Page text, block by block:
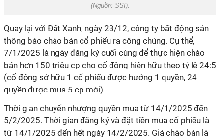
(Nguồn: SSI).
Quay lại với Đất Xanh, ngày 23/12, công ty bất động sản
thông báo chào bán cổ phiếu ra công chúng. Cụ thể,
7/1/2025 là ngày đăng ký cuối cùng để thực hiện chào
bán hơn 150 triệu cp cho cổ đông hiện hữu theo tỷ lệ 24:5
(cổ đông sở hữu 1 cổ phiếu được hưởng 1 quyền, 24
quyền được mua 5 cp mới).
Thời gian chuyển nhượng quyền mua từ 14/1/2025 đến
5/2/2025. Thời gian đăng ký và đặt tiền mua cổ phiếu là
từ 14/1/2025 đến hết ngày 14/2/2025. Giá chào bán là